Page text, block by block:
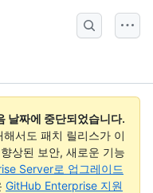
짜에 중단되었습니다.
서도 패치 릴리스가 이
상된 보안, 새로운 기능
Server로 업그레이드
GitHub Enterprise 지원